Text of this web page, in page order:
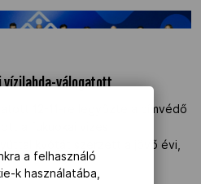
vízilabda-válogatott" />
válogatott
12-11-re legyőzte a címvédő
kvótát szerzett a jövő évi,
a felhasználó
k használatába,